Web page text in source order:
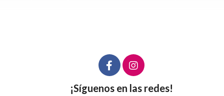
¡Síguenos en las redes!